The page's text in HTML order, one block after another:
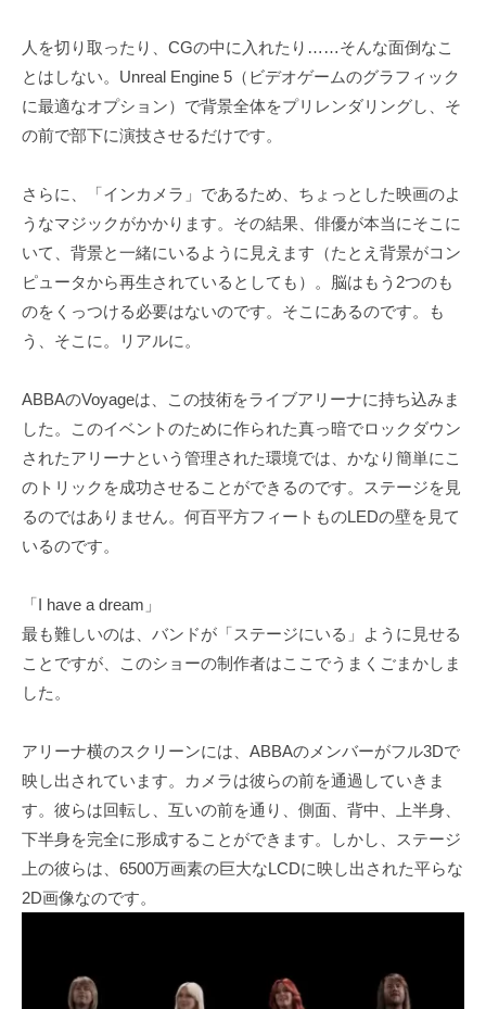
人を切り取ったり、CGの中に入れたり……そんな面倒なこ
とはしない。Unreal Engine 5（ビデオゲームのグラフィック
に最適なオプション）で背景全体をプリレンダリングし、そ
の前で部下に演技させるだけです。
さらに、「インカメラ」であるため、ちょっとした映画のよ
うなマジックがかかります。その結果、俳優が本当にそこに
いて、背景と一緒にいるように見えます（たとえ背景がコン
ピュータから再生されているとしても）。脳はもう2つのも
のをくっつける必要はないのです。そこにあるのです。も
う、そこに。リアルに。
ABBAのVoyageは、この技術をライブアリーナに持ち込みま
した。このイベントのために作られた真っ暗でロックダウン
されたアリーナという管理された環境では、かなり簡単にこ
のトリックを成功させることができるのです。ステージを見
るのではありません。何百平方フィートものLEDの壁を見て
いるのです。
「I have a dream」
最も難しいのは、バンドが「ステージにいる」ように見せる
ことですが、このショーの制作者はここでうまくごまかしま
した。
アリーナ横のスクリーンには、ABBAのメンバーがフル3Dで
映し出されています。カメラは彼らの前を通過していきま
す。彼らは回転し、互いの前を通り、側面、背中、上半身、
下半身を完全に形成することができます。しかし、ステージ
上の彼らは、6500万画素の巨大なLCDに映し出された平らな
2D画像なのです。